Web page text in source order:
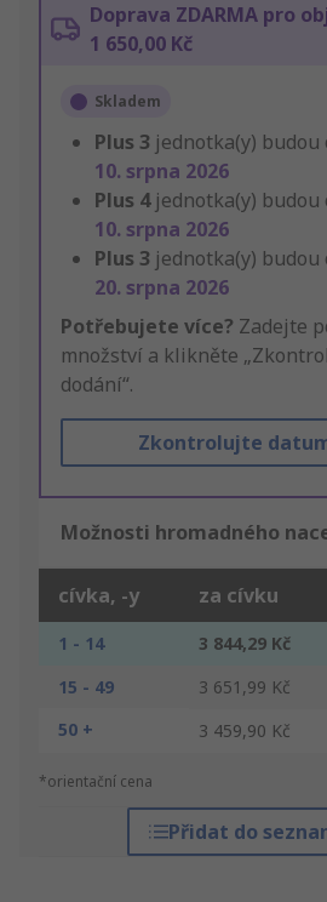
Doprava ZDARMA pro
1 650,00 Kč
Skladem
Plus 3 jednotka(y) budou
10. srpna 2026
Plus 4 jednotka(y) budou
10. srpna 2026
Plus 3 jednotka(y) budou
20. srpna 2026
Potřebujete více? Zadejte
množství a klikněte
dodání“.
Zkontrolujte
Možnosti hromadného
cívka, -y za cívku
1 - 14 3 844,29 Kč
15 - 49
3 651,99 Kč
50 +
3 459,90 Kč
*orientační cena
Přidat do